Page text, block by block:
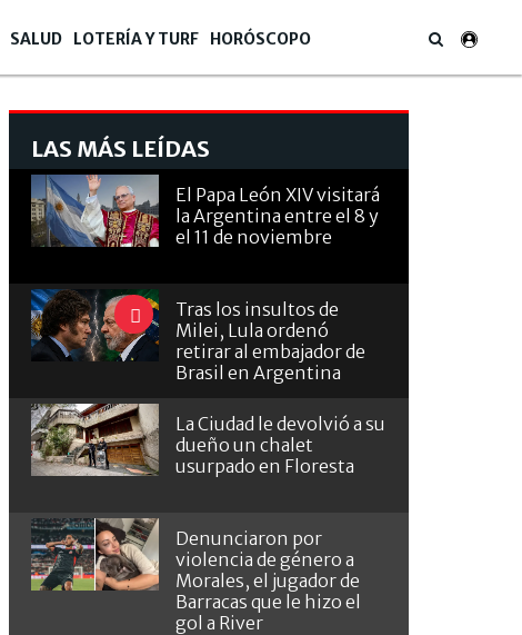
SALUD LOTERÍA Y TURF HORÓSCOPO
LAS MÁS LEÍDAS
El Papa León XIV visitará
la Argentina entre el 8 y
el 11 de noviembre
Tras los insultos de
Milei, Lula ordenó
retirar al embajador de
Brasil en Argentina
La Ciudad le devolvió a su
dueño un chalet
usurpado en Floresta
Denunciaron por
violencia de género a
Morales, el jugador de
Barracas que le hizo el
gol a River